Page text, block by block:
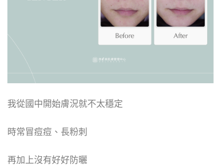
我從國中開始膚況就不太穩定
時常冒痘痘、長粉刺
再加上沒有好好防曬